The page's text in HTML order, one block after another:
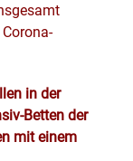
in der
Betten der
mit einem